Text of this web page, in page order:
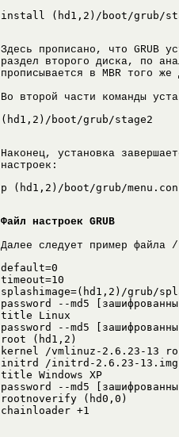
install (hd1,2)/boot/grub/
Здесь прописано, что GRUB
раздел второго диска, по
прописывается в MBR того же
Во второй части команды
(hd1,2)/boot/grub/stage2
Наконец, установка
настроек:
p (hd1,2)/boot/grub/
Файл настроек GRUB
Далее следует пример
default=0
timeout=10
splashimage=(hd1,2)/grub/
password --md5
title Linux
password --md5
root (hd1,2)
kernel /vmlinuz-2.6.23-13 ro
initrd /initrd-2.6.23-13.img
title Windows XP
password --md5
rootnoverify (hd0,0)
chainloader +1